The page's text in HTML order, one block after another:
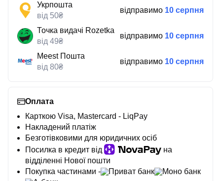
Укрпошта
від 50₴
відправимо 10 серпня
Точка видачі Rozetka
від 49₴
відправимо 10 серпня
Meest Пошта
від 80₴
відправимо 10 серпня
Оплата
Карткою Visa, Mastercard - LiqPay
Накладений платіж
Безготівковими для юридичних осіб
Посилка в кредит від
на
відділенні Нової пошти
Покупка частинами -
Приват банк
Моно банк